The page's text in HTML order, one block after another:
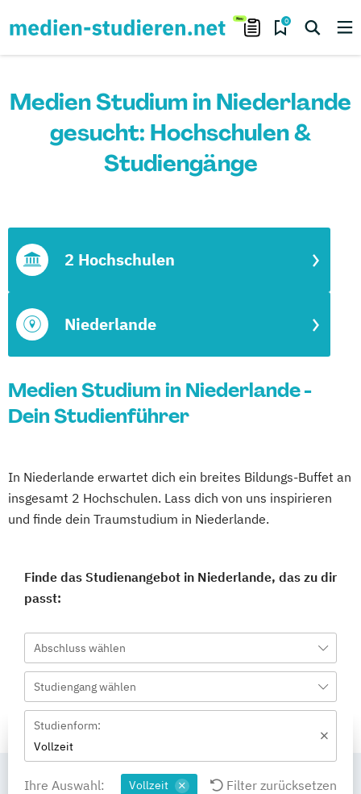
0
Medien Studium in Niederlande
gesucht: Hochschulen &
Studiengänge
Niederlande
2 Hochschulen
Medien Studium in Niederlande -
Dein Studienführer
In Niederlande erwartet dich ein breites Bildungs-Buffet an
insgesamt 2 Hochschulen. Lass dich von uns inspirieren
und finde dein Traumstudium in Niederlande.
Finde das Studienangebot in Niederlande, das zu dir
passt:
Abschluss wählen
Studiengang wählen
Studienform:
Vollzeit
Ihre Auswahl: Vollzeit Filter zurücksetzen